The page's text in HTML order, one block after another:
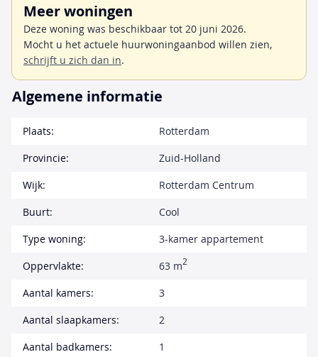
Meer woningen
Deze woning was beschikbaar tot 20 juni 2026.
Mocht u het actuele huurwoningaanbod willen zien,
schrijft u zich dan in.
Algemene informatie
Plaats:
Rotterdam
Provincie:
Zuid-Holland
Wijk:
Rotterdam Centrum
Buurt:
Cool
Type woning:
3-kamer appartement
Oppervlakte:
63 m2
Aantal kamers:
3
Aantal slaapkamers:
2
Aantal badkamers:
1